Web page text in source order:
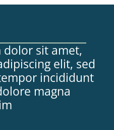
dolor sit amet,
elit, sed
incididunt
magna